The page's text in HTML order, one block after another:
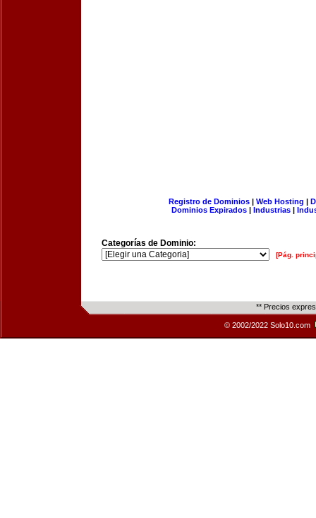
Registro de Dominios| Web Hosting |
Dominios Expirados | Industrias |
Categorías de Dominio:
[Pág.
** Precios
© 2002/2022 Solo10.com